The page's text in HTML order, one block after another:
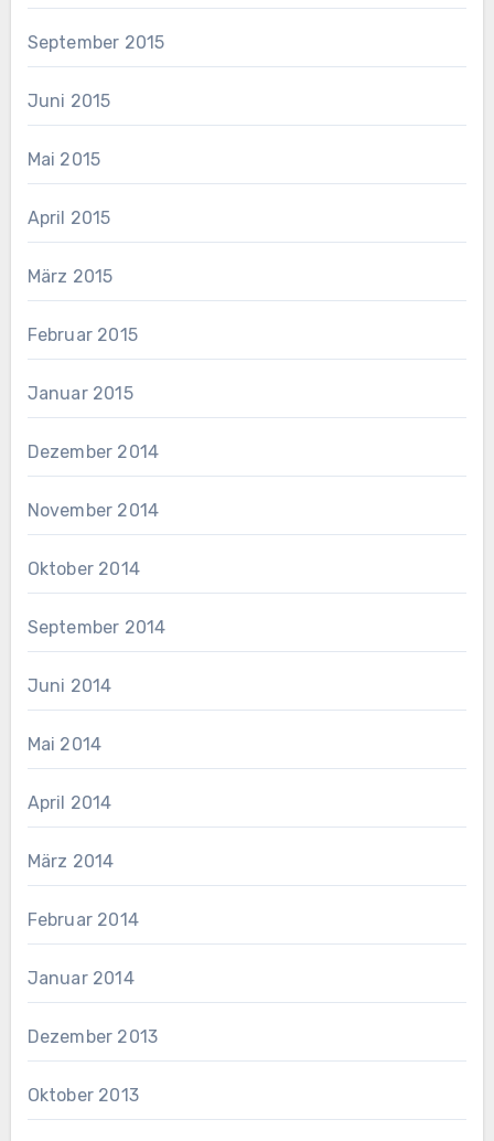
September 2015
Juni 2015
Mai 2015
April 2015
März 2015
Februar 2015
Januar 2015
Dezember 2014
November 2014
Oktober 2014
September 2014
Juni 2014
Mai 2014
April 2014
März 2014
Februar 2014
Januar 2014
Dezember 2013
Oktober 2013